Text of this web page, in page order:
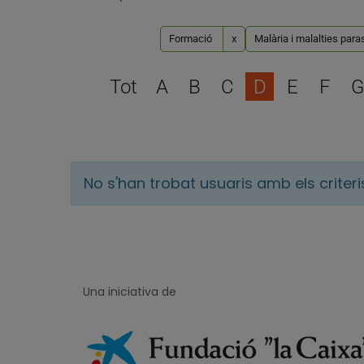
Formació x Malària i malalties
Tot A B C D E F G
No s'han trobat usuaris amb els
Una iniciativa de